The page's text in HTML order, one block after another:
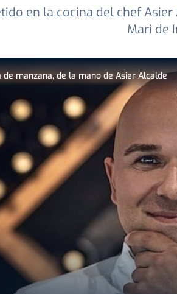
en la cocina del chef
Mari de
manzana, de la mano de Asier Alcalde